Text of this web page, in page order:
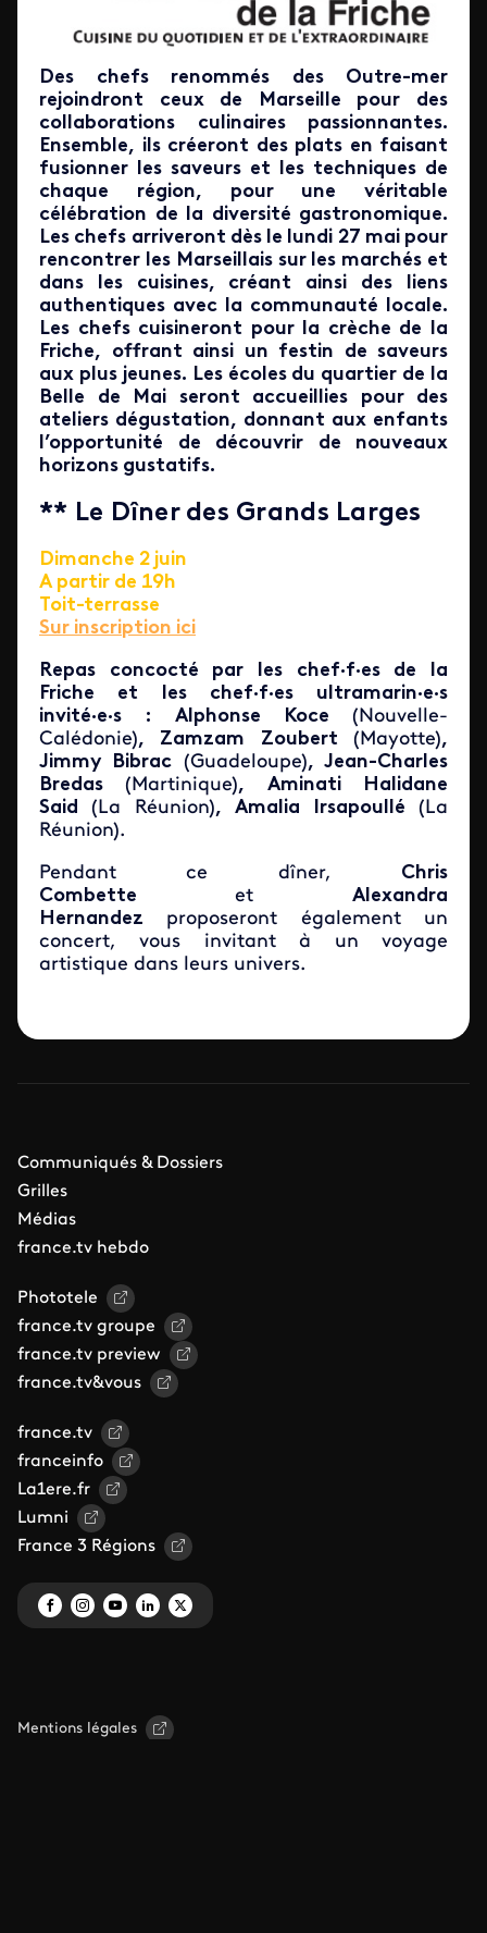
Des chefs renommés des Outre-mer
rejoindront ceux de Marseille pour des
collaborations culinaires passionnantes.
Ensemble, ils créeront des plats en faisant
fusionner les saveurs et les techniques de
chaque région, pour une véritable
célébration de la diversité gastronomique.
Les chefs arriveront dès le lundi 27 mai pour
rencontrer les Marseillais sur les marchés et
dans les cuisines, créant ainsi des liens
authentiques avec la communauté locale.
Les chefs cuisineront pour la crèche de la
Friche, offrant ainsi un festin de saveurs
aux plus jeunes. Les écoles du quartier de la
Belle de Mai seront accueillies pour des
ateliers dégustation, donnant aux enfants
l’opportunité de découvrir de nouveaux
horizons gustatifs.
** Le Dîner des Grands Larges
Dimanche 2 juin
A partir de 19h
Toit-terrasse
Sur inscription ici
Repas concocté par les chef·f·es de la
Friche et les chef·f·es ultramarin·e·s
invité·e·s : Alphonse Koce (Nouvelle-
Calédonie), Zamzam Zoubert (Mayotte),
Jimmy Bibrac (Guadeloupe), Jean-Charles
Bredas(Martinique), Aminati Halidane
Said (La Réunion), Amalia Irsapoullé (La
Réunion).
Pendant ce dîner, Chris
Combette et Alexandra
Hernandez proposeront également un
concert, vous invitant à un voyage
artistique dans leurs univers.
Communiqués & Dossiers
Grilles
Médias
france.tv hebdo
Phototele
france.tv groupe
france.tv preview
france.tv&vous
france.tv
franceinfo
La1ere.fr
Lumni
France 3 Régions
Mentions légales